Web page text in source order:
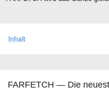
Inhalt
FARFETCH — Die